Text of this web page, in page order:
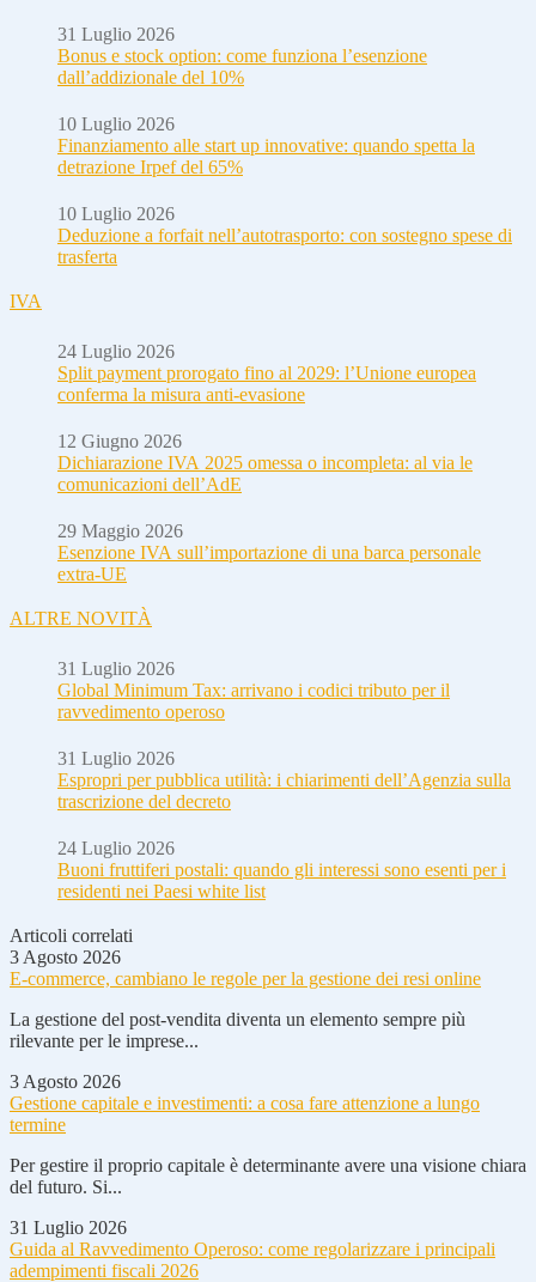
31 Luglio 2026
Bonus e stock option: come funziona l’esenzione
dall’addizionale del 10%
10 Luglio 2026
Finanziamento alle start up innovative: quando spetta la
detrazione Irpef del 65%
10 Luglio 2026
Deduzione a forfait nell’autotrasporto: con sostegno spese di
trasferta
IVA
24 Luglio 2026
Split payment prorogato fino al 2029: l’Unione europea
conferma la misura anti-evasione
12 Giugno 2026
Dichiarazione IVA 2025 omessa o incompleta: al via le
comunicazioni dell’AdE
29 Maggio 2026
Esenzione IVA sull’importazione di una barca personale
extra-UE
ALTRE NOVITÀ
31 Luglio 2026
Global Minimum Tax: arrivano i codici tributo per il
ravvedimento operoso
31 Luglio 2026
Espropri per pubblica utilità: i chiarimenti dell’Agenzia sulla
trascrizione del decreto
24 Luglio 2026
Buoni fruttiferi postali: quando gli interessi sono esenti per i
residenti nei Paesi white list
Articoli correlati
3 Agosto 2026
E-commerce, cambiano le regole per la gestione dei resi online
La gestione del post-vendita diventa un elemento sempre più
rilevante per le imprese...
3 Agosto 2026
Gestione capitale e investimenti: a cosa fare attenzione a lungo
termine
Per gestire il proprio capitale è determinante avere una visione chiara
del futuro. Si...
31 Luglio 2026
Guida al Ravvedimento Operoso: come regolarizzare i principali
adempimenti fiscali 2026